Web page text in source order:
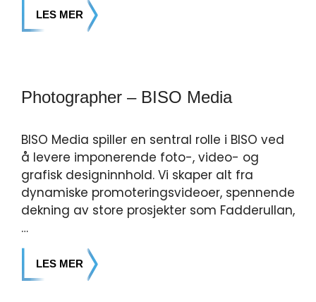
LES MER
Photographer – BISO Media
BISO Media spiller en sentral rolle i BISO ved
å levere imponerende foto-, video- og
grafisk designinnhold. Vi skaper alt fra
dynamiske promoteringsvideoer, spennende
dekning av store prosjekter som Fadderullan,
…
LES MER